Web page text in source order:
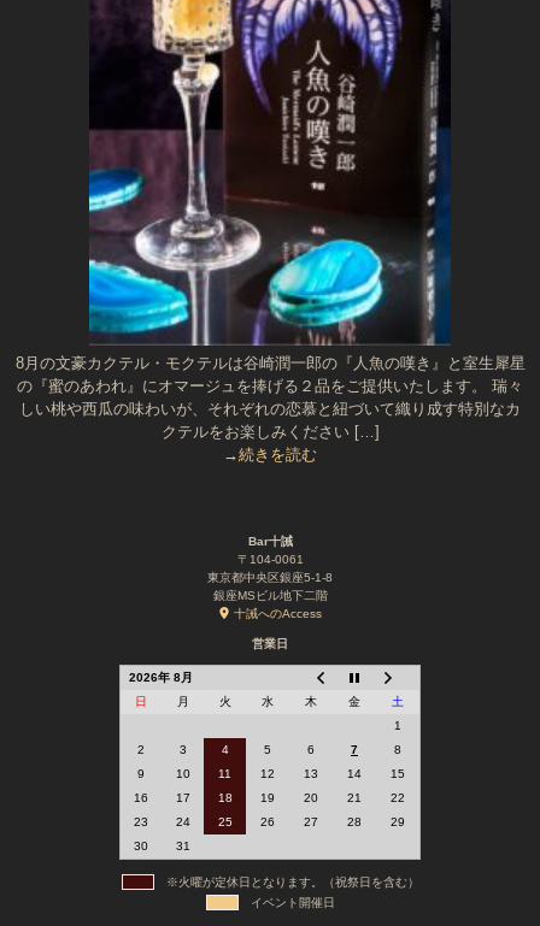
8月の文豪カクテル・モクテルは谷崎潤一郎の『人魚の嘆き』と室生犀星
の『蜜のあわれ』にオマージュを捧げる２品をご提供いたします。 瑞々
しい桃や西瓜の味わいが、それぞれの恋慕と紐づいて織り成す特別なカ
クテルをお楽しみください […]
→続きを読む
Bar十誡
〒104-0061
東京都中央区銀座5-1-8
銀座MSビル地下二階
十誡へのAccess
営業日
2026年 8月
日
月 火 水 木 金
土
1
2
3 4 5 6 7
8
9
10 11 12 13 14
15
16
17 18 19 20 21
22
23
24 25 26 27 28
29
30
31
※火曜が定休日となります。（祝祭日を含む）
イベント開催日